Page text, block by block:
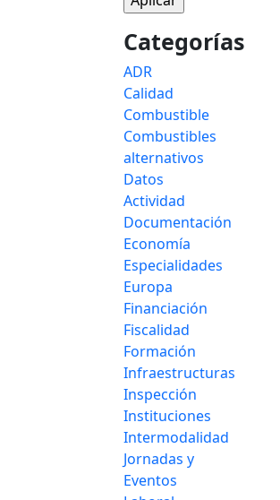
Categorías
ADR
Calidad
Combustible
Combustibles
alternativos
Datos
Actividad
Documentación
Economía
Especialidades
Europa
Financiación
Fiscalidad
Formación
Infraestructuras
Inspección
Instituciones
Intermodalidad
Jornadas y
Eventos